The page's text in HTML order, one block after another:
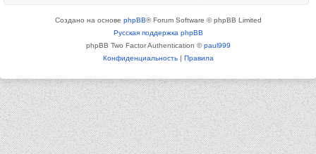
Создано на основе phpBB® Forum Software © phpBB Limited
Русская поддержка phpBB
phpBB Two Factor Authentication ©paul999
Конфиденциальность| Правила